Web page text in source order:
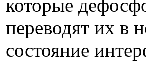
которые
переводят их в
состояние